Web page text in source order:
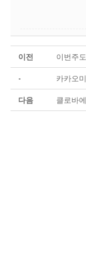
이전 이번주
- 카카오
다음 클로바